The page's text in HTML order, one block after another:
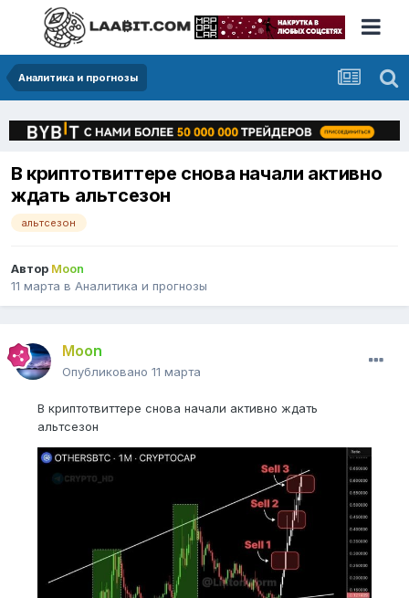
Аналитика и прогнозы
В криптотвиттере снова начали активно
ждать альтсезон
альтсезон
Автор Moon
11 марта в Аналитика и прогнозы
Moon
Опубликовано 11 марта
В криптотвиттере снова начали активно ждать
альтсезон